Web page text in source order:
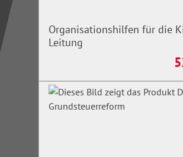
Organisationshilfen für die
Leitung